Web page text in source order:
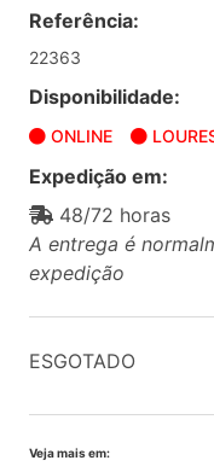
Referência:
22363
Disponibilidade:
ONLINE
Expedição em:
48/72 horas
A entrega é
expedição
ESGOTADO
Veja mais em: